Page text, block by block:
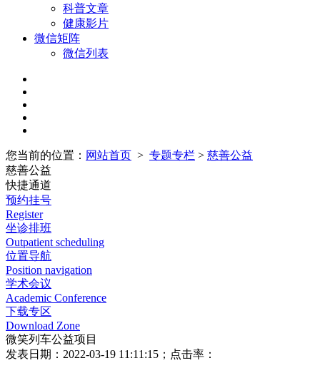
科普文章
健康影片
微信矩阵
微信列表
您当前的位置： 网站首页 > 专题专栏 > 慈善公益
慈善公益
快捷通道
预约挂号
Register
坐诊排班
Outpatient scheduling
位置导航
Position navigation
学术会议
Academic Conference
下载专区
Download Zone
微笑列车公益项目
发表日期：2022-03-19 11:11:15；点击率：